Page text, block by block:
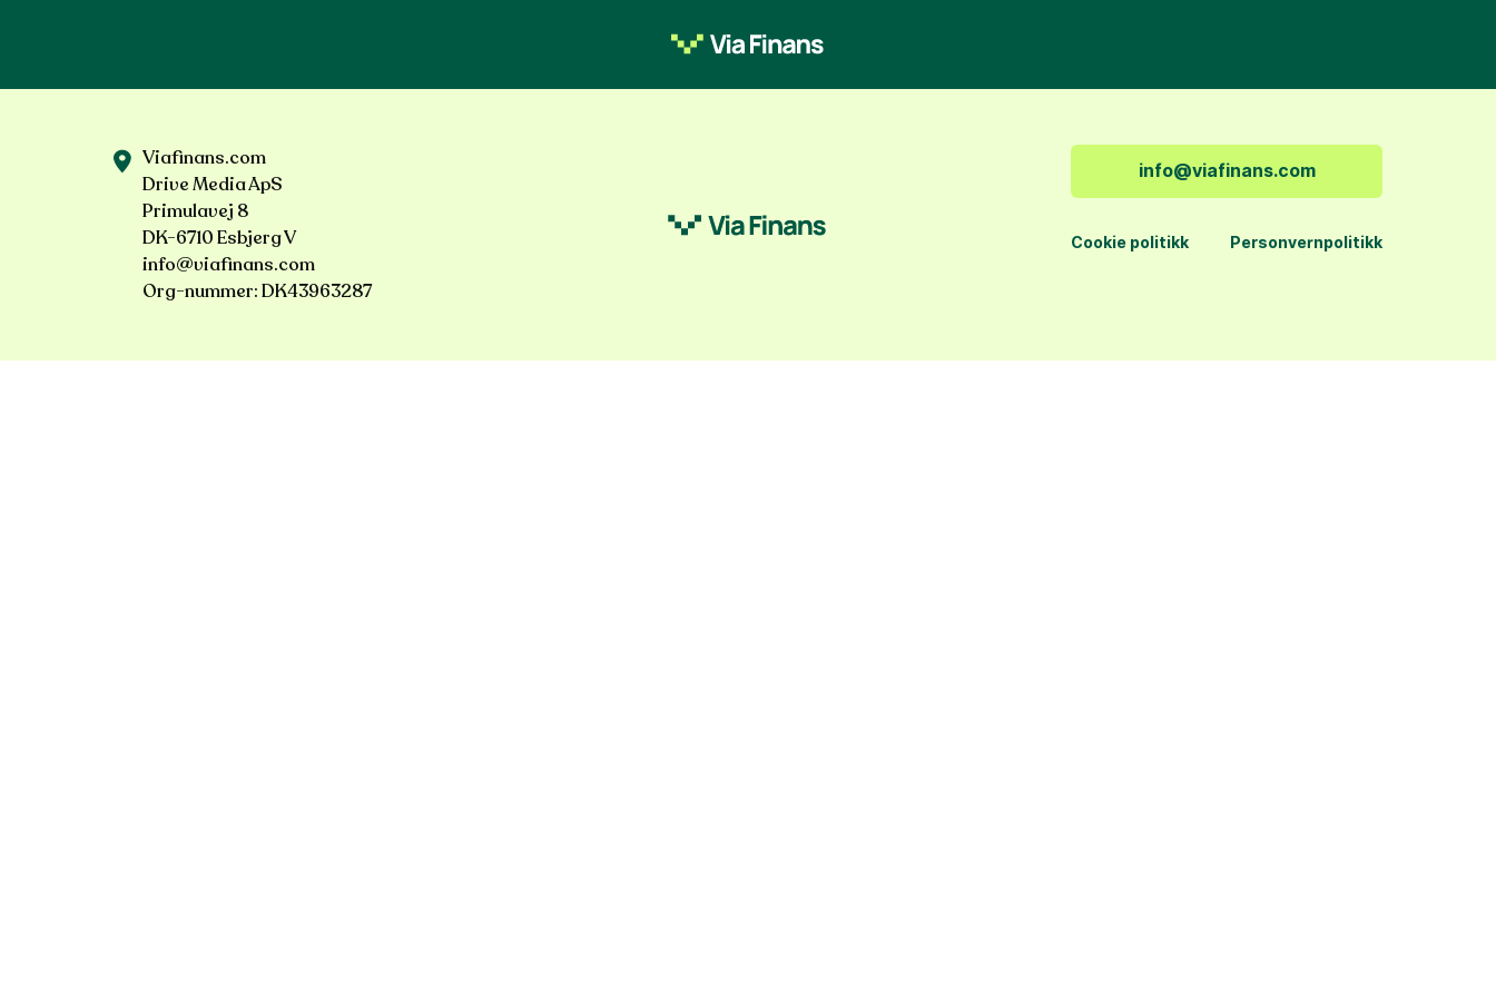
Viafinans.com
Drive Media ApS
Primulavej 8
DK-6710 Esbjerg V
info@viafinans.com
Org-nummer: DK43963287
info@viafinans.com
Cookie politikk Personvernpolitikk